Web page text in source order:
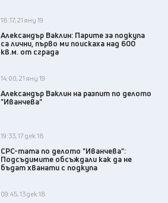
18:17, 21 яну 19
Александър Ваклин: Парите за подкупа
са лични, първо ми поискаха над 600
кв.м. от сграда
14:00, 21 яну 19
Александър Ваклин на разпит по делото
"Иванчева"
19:33, 17 дек 18
СРС-тата по делото "Иванчева":
Подсъдимите обсъждали как да не
бъдат хванати с подкупа
09:45, 13 дек 18